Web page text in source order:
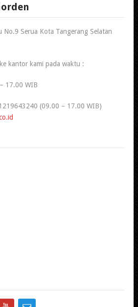
No.9 Serua Kota Tangerang Selatan
kantor kami pada waktu :
17.00 WIB
(09.00 – 17.00 WIB)